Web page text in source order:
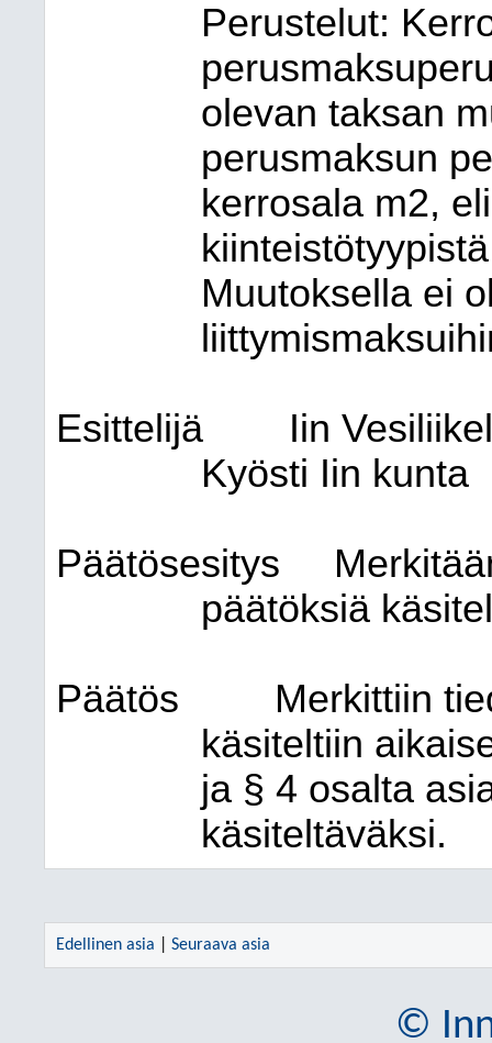
Perustelut:
olevan taksan
perusmaksun
kerrosala m2,
Muutoksella ei
Esittelijä
Iin
Kyösti Iin kunta
Päätösesitys
päätöksiä
Päätös
Merkittiin
käsiteltiin
ja § 4 osalta
käsiteltäväksi.
Edellinen asia Seuraava asia
©